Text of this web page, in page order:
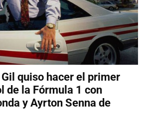
quiso hacer el primer
de la Fórmula 1 con
y Ayrton Senna de